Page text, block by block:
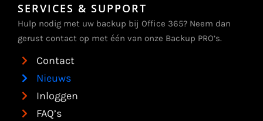
SERVICES & SUPPORT
Hulp nodig met uw backup bij Office 365? Neem dan
gerust contact op met één van onze Backup PRO’s.
Contact
Nieuws
Inloggen
FAQ’s